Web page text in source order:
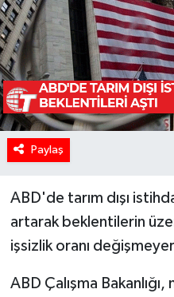
Paylaş
ABD'de tarım dışı
artarak beklentilerin
işsizlik oranı
ABD Çalışma